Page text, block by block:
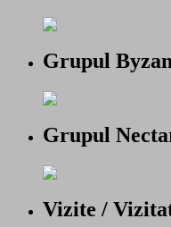
Grupul
Grupul
Vizite /